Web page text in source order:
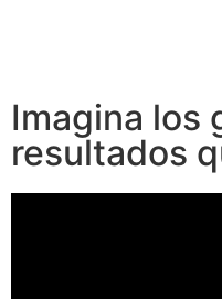
Imagina los
resultados